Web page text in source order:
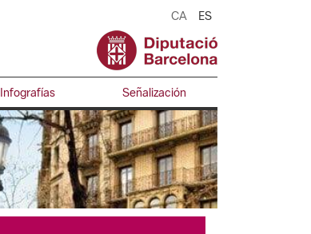
CA ES
Infografías Señalización